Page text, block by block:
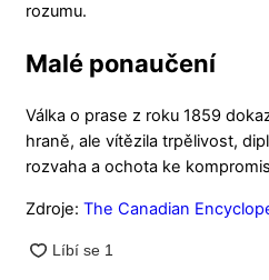
rozumu.
Malé ponaučení
Válka o prase z roku 1859
hraně, ale vítězila trpělivost,
rozvaha a ochota ke
Zdroje: The Canadian